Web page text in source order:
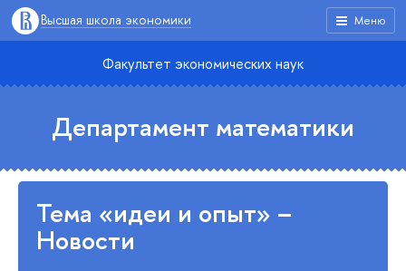
Меню
Высшая школа экономики
Факультет экономических наук
Департамент математики
Тема «идеи и опыт» –
Новости